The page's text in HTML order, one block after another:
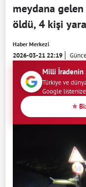
meydana
öldü, 4 kişi
Haber Merkezi
2026-03-21 22:19
Milli İradenin
Türkiye ve
Google
⭐